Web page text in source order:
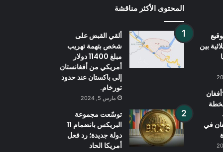
بين
في
المحتوى الأكثر مناقشة
ألقي القبض على
شخص بتهمة تهريب
مبلغ 11400 دولار
أمريكي من أفغانستان
إلى باكستان عند حدود
تورخام.
مارس 5, 2024
توسّعت مجموعة
البريكس بانضمام 11
دولة جديدة؛ رد فعل
أمريكا الحاد